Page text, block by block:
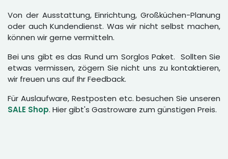
Von der Ausstattung, Einrichtung, Großküchen-Planung
oder auch Kundendienst. Was wir nicht selbst machen,
können wir gerne vermitteln.
Bei uns gibt es das Rund um Sorglos Paket. Sollten Sie
etwas vermissen, zögern Sie nicht uns zu kontaktieren,
wir freuen uns auf Ihr Feedback.
Für Auslaufware, Restposten etc. besuchen Sie unseren
SALE Shop. Hier gibt's Gastroware zum günstigen Preis.